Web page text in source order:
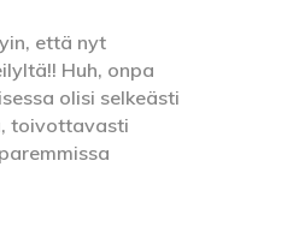
että nyt
Huh, onpa
olisi selkeästi
toivottavasti